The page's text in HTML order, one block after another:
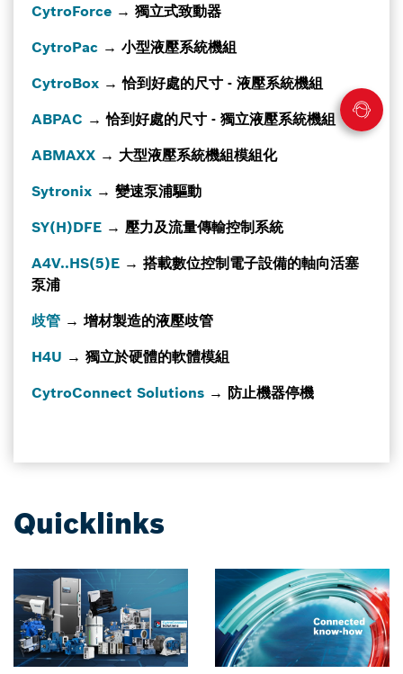
CytroForce → 獨立式致動器
CytroPac → 小型液壓系統機組
CytroBox → 恰到好處的尺寸 - 液壓系統機組
ABPAC → 恰到好處的尺寸 - 獨立液壓系統機組
ABMAXX → 大型液壓系統機組模組化
Sytronix → 變速泵浦驅動
SY(H)DFE → 壓力及流量傳輸控制系統
A4V..HS(5)E → 搭載數位控制電子設備的軸向活塞
泵浦
歧管 → 增材製造的液壓歧管
H4U → 獨立於硬體的軟體模組
CytroConnect Solutions → 防止機器停機
Quicklinks